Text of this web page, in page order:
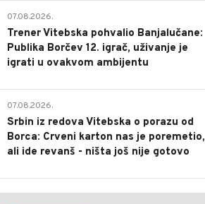
07.08.2026.
Trener Vitebska pohvalio Banjalučane:
Publika Borčev 12. igrač, uživanje je
igrati u ovakvom ambijentu
07.08.2026.
Srbin iz redova Vitebska o porazu od
Borca: Crveni karton nas je poremetio,
ali ide revanš - ništa još nije gotovo